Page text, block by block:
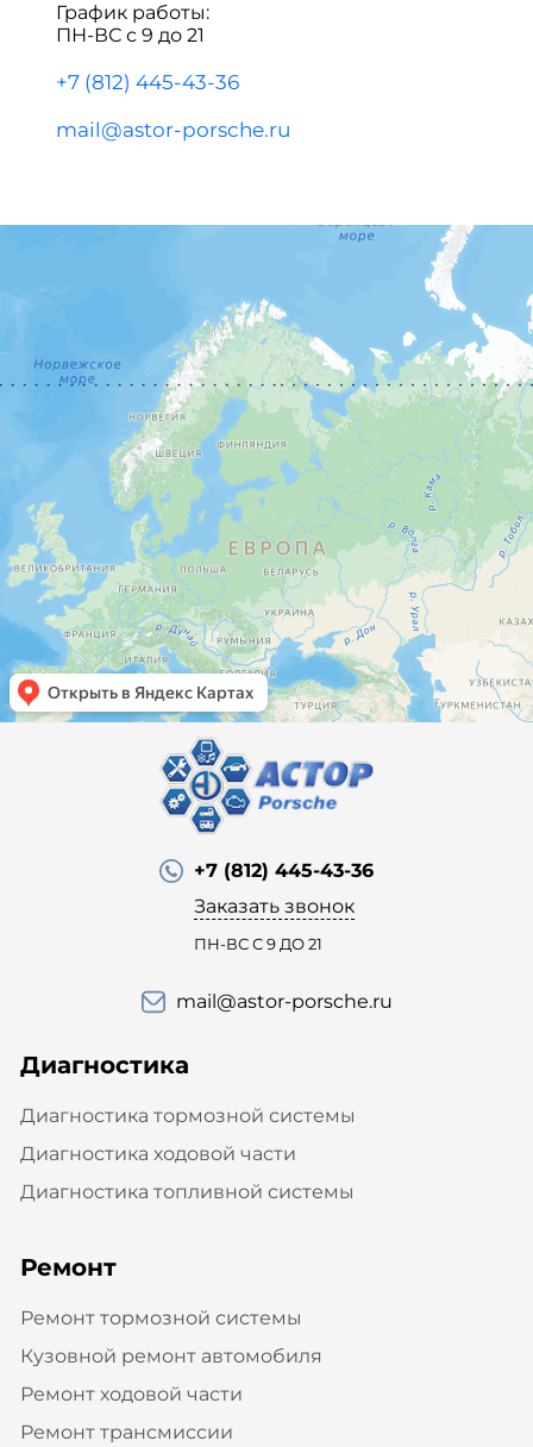
График работы:
ПН-ВС с 9 до 21
+7 (812) 445-43-36
mail@astor-porsche.ru
+7 (812) 445-43-36
Заказать звонок
ПН-ВС С 9 ДО 21
mail@astor-porsche.ru
Диагностика
Диагностика тормозной системы
Диагностика ходовой части
Диагностика топливной системы
Ремонт
Ремонт тормозной системы
Кузовной ремонт автомобиля
Ремонт ходовой части
Ремонт трансмиссии